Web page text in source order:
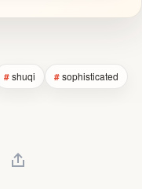
shuqi sophisticated